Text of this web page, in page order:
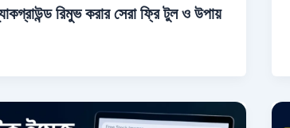
রিমুভ করার সেরা ফ্রি টুল ও উপায়